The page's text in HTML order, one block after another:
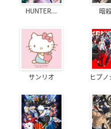
Q2.演じるキャラクターの印
えていただけますでしょう
陸奥は新体操部メンバー全員
飄々としているようで、ちゃ
演じがいのある役との出会いに
頑張ります!
大湊秀夫：CV杉田智和
シロ高男子新体操部の2年生。
HUNTER... 暗
サンリオ ヒプ